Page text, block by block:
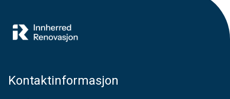
Kontaktinformasjon